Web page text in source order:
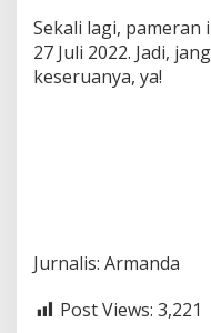
Sekali lagi, pameran
27 Juli 2022. Jadi,
keseruanya, ya!
Jurnalis: Armanda
Post Views: 3,221